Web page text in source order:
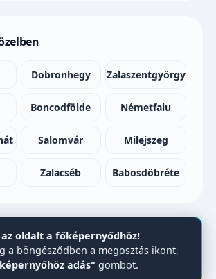
Dobronhegy Zalaszentgyörgy
Boncodfölde Németfalu
Salomvár Milejszeg
Zalacséb Babosdöbréte
az oldalt a főképernyődhöz!
a böngésződben a megosztás ikont,
adás" gombot.